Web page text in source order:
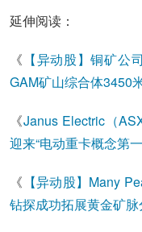
延伸阅读：
《 【异动股】铜矿公
GAM矿山综合体3450
《Janus Electric（
迎来“电动重卡概念第
《 【异动股】Many
钻探成功拓展黄金矿